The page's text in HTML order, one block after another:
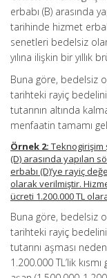
erbabı (B) arasında
tarihinde hizmet
senetleri bedelsiz
yılına ilişkin bir
Buna göre, bedelsiz
tarihteki rayiç
tutarının altında
menfaatin tamamı
Örnek 2: Teknogirişim
(D) arasında yapılan
erbabı (D)’ye rayiç
olarak verilmiştir.
ücreti 1.200.000 TL
Buna göre, bedelsiz
tarihteki rayiç
tutarını aşması
1.200.000 TL’lik